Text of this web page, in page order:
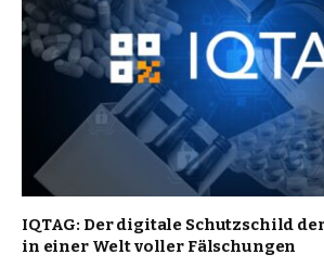
IQTAG: Der digitale Schutzschild
in einer Welt voller Fälschungen